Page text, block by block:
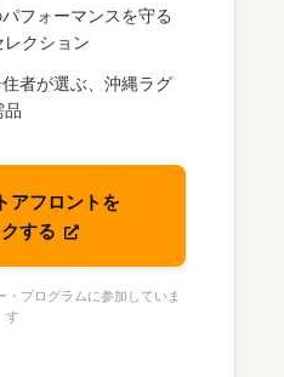
フォーマンスを守る
レクション
者が選ぶ、沖縄ラグ
アフロントを
する
プログラムに参加していま
す